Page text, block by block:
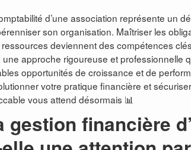
d’une association représente un
son organisation. Maîtriser les
deviennent des compétences
approche rigoureuse et professionnelle
opportunités de croissance et de
votre pratique financière et
vous attend désormais 📊
gestion financière